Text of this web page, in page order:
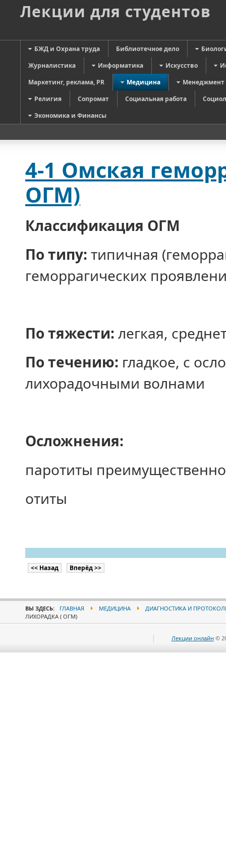
Лекции для студентов
БЖД и Охрана труда Библиотечное дело
Журналистика
Информатика Искусство
Маркетинг, реклама, PR
Медицина
Менеджмент
Религия
Сопромат Социальная работа
Экономика и Финансы
4-1 Омская
ОГМ)
Классификация ОГМ
По типу: типичная
геморрагических
По тяжести: легкая,
По течению: гладкое, с
лихорадочными волнами
Осложнения:
паротиты
отиты
<< Назад Вперёд >>
ВЫ ЗДЕСЬ: ГЛАВНАЯ МЕДИЦИНА
ДИАГНОСТИКА И
ЛИХОРАДКА ( ОГМ)
Лекции онлайн ©